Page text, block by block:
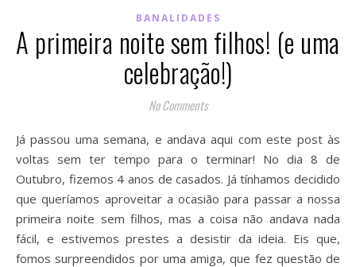
BANALIDADES
A primeira noite sem filhos! (e uma
celebração!)
No Comments
Já passou uma semana, e andava aqui com este post às
voltas sem ter tempo para o terminar! No dia 8 de
Outubro, fizemos 4 anos de casados. Já tínhamos decidido
que queríamos aproveitar a ocasião para passar a nossa
primeira noite sem filhos, mas a coisa não andava nada
fácil, e estivemos prestes a desistir da ideia. Eis que,
fomos surpreendidos por uma amiga, que fez questão de